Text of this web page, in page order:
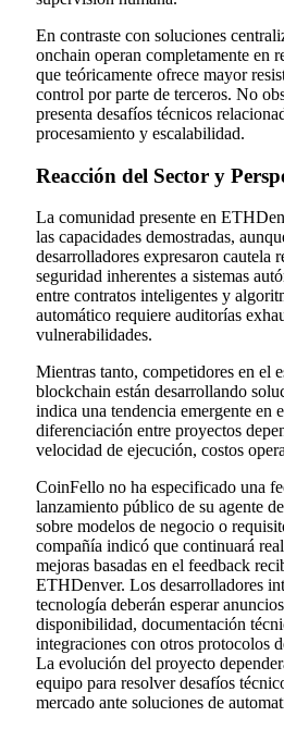
En contraste con soluciones
onchain operan completamente en
que teóricamente ofrece mayor
control por parte de terceros. No
presenta desafíos técnicos
procesamiento y escalabilidad.
Reacción del Sector y
La comunidad presente en
las capacidades demostradas,
desarrolladores expresaron cautela
seguridad inherentes a sistemas
entre contratos inteligentes y
automático requiere auditorías
vulnerabilidades.
Mientras tanto, competidores en el
blockchain están desarrollando
indica una tendencia emergente en
diferenciación entre proyectos
velocidad de ejecución, costos
CoinFello no ha especificado una
lanzamiento público de su agente
sobre modelos de negocio o
compañía indicó que continuará
mejoras basadas en el feedback
ETHDenver. Los desarrolladores
tecnología deberán esperar
disponibilidad, documentación
integraciones con otros protocolos
La evolución del proyecto
equipo para resolver desafíos
mercado ante soluciones de